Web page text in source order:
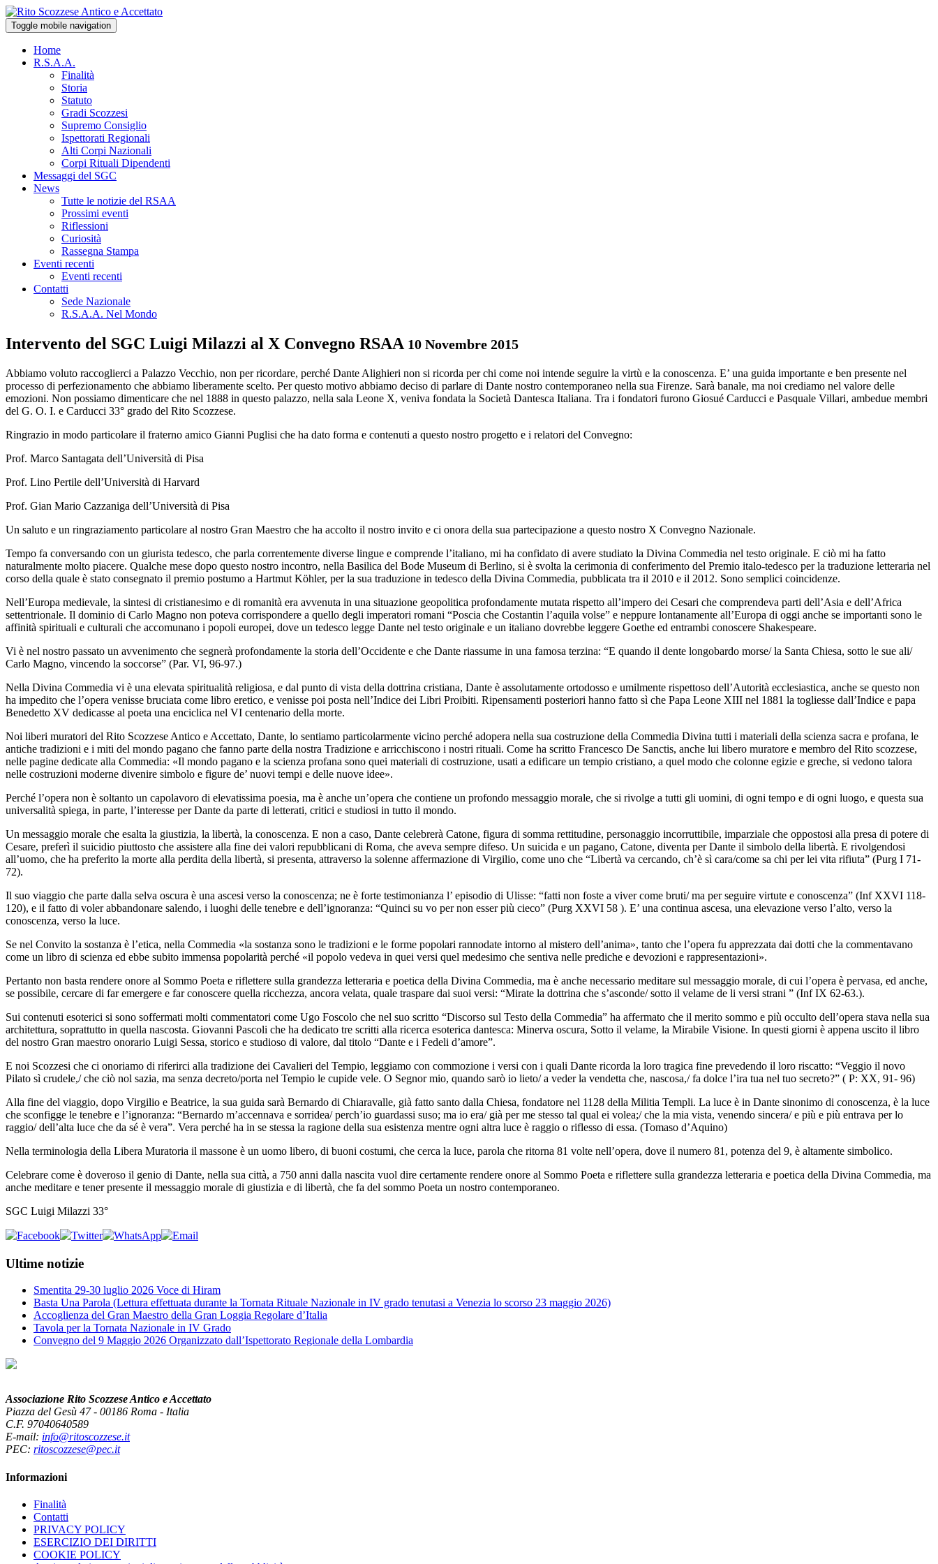
Toggle mobile navigation
Home
R.S.A.A.
Finalità
Storia
Statuto
Gradi Scozzesi
Supremo Consiglio
Ispettorati Regionali
Alti Corpi Nazionali
Corpi Rituali Dipendenti
Messaggi del SGC
News
Tutte le notizie del RSAA
Prossimi eventi
Riflessioni
Curiosità
Rassegna Stampa
Eventi recenti
Eventi recenti
Contatti
Sede Nazionale
R.S.A.A. Nel Mondo
Intervento del SGC Luigi Milazzi al X Convegno RSAA 10 Novembre 2015
Abbiamo voluto raccoglierci a Palazzo Vecchio, non per ricordare, perché Dante Alighieri non si ricorda per chi come noi intende seguire la virtù e la conoscenza. E’ una guida importante e ben presente nel
processo di perfezionamento che abbiamo liberamente scelto. Per questo motivo abbiamo deciso di parlare di Dante nostro contemporaneo nella sua Firenze. Sarà banale, ma noi crediamo nel valore delle
emozioni. Non possiamo dimenticare che nel 1888 in questo palazzo, nella sala Leone X, veniva fondata la Società Dantesca Italiana. Tra i fondatori furono Giosué Carducci e Pasquale Villari, ambedue membri
del G. O. I. e Carducci 33° grado del Rito Scozzese.
Ringrazio in modo particolare il fraterno amico Gianni Puglisi che ha dato forma e contenuti a questo nostro progetto e i relatori del Convegno:
Prof. Marco Santagata dell’Università di Pisa
Prof. Lino Pertile dell’Università di Harvard
Prof. Gian Mario Cazzaniga dell’Università di Pisa
Un saluto e un ringraziamento particolare al nostro Gran Maestro che ha accolto il nostro invito e ci onora della sua partecipazione a questo nostro X Convegno Nazionale.
Tempo fa conversando con un giurista tedesco, che parla correntemente diverse lingue e comprende l’italiano, mi ha confidato di avere studiato la Divina Commedia nel testo originale. E ciò mi ha fatto
naturalmente molto piacere. Qualche mese dopo questo nostro incontro, nella Basilica del Bode Museum di Berlino, si è svolta la cerimonia di conferimento del Premio italo-tedesco per la traduzione letteraria nel
corso della quale è stato consegnato il premio postumo a Hartmut Köhler, per la sua traduzione in tedesco della Divina Commedia, pubblicata tra il 2010 e il 2012. Sono semplici coincidenze.
Nell’Europa medievale, la sintesi di cristianesimo e di romanità era avvenuta in una situazione geopolitica profondamente mutata rispetto all’impero dei Cesari che comprendeva parti dell’Asia e dell’Africa
settentrionale. Il dominio di Carlo Magno non poteva corrispondere a quello degli imperatori romani “Poscia che Costantin l’aquila volse” e neppure lontanamente all’Europa di oggi anche se importanti sono le
affinità spirituali e culturali che accomunano i popoli europei, dove un tedesco legge Dante nel testo originale e un italiano dovrebbe leggere Goethe ed entrambi conoscere Shakespeare.
Vi è nel nostro passato un avvenimento che segnerà profondamente la storia dell’Occidente e che Dante riassume in una famosa terzina: “E quando il dente longobardo morse/ la Santa Chiesa, sotto le sue ali/
Carlo Magno, vincendo la soccorse” (Par. VI, 96-97.)
Nella Divina Commedia vi è una elevata spiritualità religiosa, e dal punto di vista della dottrina cristiana, Dante è assolutamente ortodosso e umilmente rispettoso dell’Autorità ecclesiastica, anche se questo non
ha impedito che l’opera venisse bruciata come libro eretico, e venisse poi posta nell’Indice dei Libri Proibiti. Ripensamenti posteriori hanno fatto sì che Papa Leone XIII nel 1881 la togliesse dall’Indice e papa
Benedetto XV dedicasse al poeta una enciclica nel VI centenario della morte.
Noi liberi muratori del Rito Scozzese Antico e Accettato, Dante, lo sentiamo particolarmente vicino perché adopera nella sua costruzione della Commedia Divina tutti i materiali della scienza sacra e profana, le
antiche tradizioni e i miti del mondo pagano che fanno parte della nostra Tradizione e arricchiscono i nostri rituali. Come ha scritto Francesco De Sanctis, anche lui libero muratore e membro del Rito scozzese,
nelle pagine dedicate alla Commedia: «Il mondo pagano e la scienza profana sono quei materiali di costruzione, usati a edificare un tempio cristiano, a quel modo che colonne egizie e greche, si vedono talora
nelle costruzioni moderne divenire simbolo e figure de’ nuovi tempi e delle nuove idee».
Perché l’opera non è soltanto un capolavoro di elevatissima poesia, ma è anche un’opera che contiene un profondo messaggio morale, che si rivolge a tutti gli uomini, di ogni tempo e di ogni luogo, e questa sua
universalità spiega, in parte, l’interesse per Dante da parte di letterati, critici e studiosi in tutto il mondo.
Un messaggio morale che esalta la giustizia, la libertà, la conoscenza. E non a caso, Dante celebrerà Catone, figura di somma rettitudine, personaggio incorruttibile, imparziale che oppostosi alla presa di potere di
Cesare, preferì il suicidio piuttosto che assistere alla fine dei valori repubblicani di Roma, che aveva sempre difeso. Un suicida e un pagano, Catone, diventa per Dante il simbolo della libertà. E rivolgendosi
all’uomo, che ha preferito la morte alla perdita della libertà, si presenta, attraverso la solenne affermazione di Virgilio, come uno che “Libertà va cercando, ch’è sì cara/come sa chi per lei vita rifiuta” (Purg I 71-
72).
Il suo viaggio che parte dalla selva oscura è una ascesi verso la conoscenza; ne è forte testimonianza l’ episodio di Ulisse: “fatti non foste a viver come bruti/ ma per seguire virtute e conoscenza” (Inf XXVI 118-
120), e il fatto di voler abbandonare salendo, i luoghi delle tenebre e dell’ignoranza: “Quinci su vo per non esser più cieco” (Purg XXVI 58 ). E’ una continua ascesa, una elevazione verso l’alto, verso la
conoscenza, verso la luce.
Se nel Convito la sostanza è l’etica, nella Commedia «la sostanza sono le tradizioni e le forme popolari rannodate intorno al mistero dell’anima», tanto che l’opera fu apprezzata dai dotti che la commentavano
come un libro di scienza ed ebbe subito immensa popolarità perché «il popolo vedeva in quei versi quel medesimo che sentiva nelle prediche e devozioni e rappresentazioni».
Pertanto non basta rendere onore al Sommo Poeta e riflettere sulla grandezza letteraria e poetica della Divina Commedia, ma è anche necessario meditare sul messaggio morale, di cui l’opera è pervasa, ed anche,
se possibile, cercare di far emergere e far conoscere quella ricchezza, ancora velata, quale traspare dai suoi versi: “Mirate la dottrina che s’asconde/ sotto il velame de li versi strani ” (Inf IX 62-63.).
Sui contenuti esoterici si sono soffermati molti commentatori come Ugo Foscolo che nel suo scritto “Discorso sul Testo della Commedia” ha affermato che il merito sommo e più occulto dell’opera stava nella sua
architettura, soprattutto in quella nascosta. Giovanni Pascoli che ha dedicato tre scritti alla ricerca esoterica dantesca: Minerva oscura, Sotto il velame, la Mirabile Visione. In questi giorni è appena uscito il libro
del nostro Gran maestro onorario Luigi Sessa, storico e studioso di valore, dal titolo “Dante e i Fedeli d’amore”.
E noi Scozzesi che ci onoriamo di riferirci alla tradizione dei Cavalieri del Tempio, leggiamo con commozione i versi con i quali Dante ricorda la loro tragica fine prevedendo il loro riscatto: “Veggio il novo
Pilato sì crudele,/ che ciò nol sazia, ma senza decreto/porta nel Tempio le cupide vele. O Segnor mio, quando sarò io lieto/ a veder la vendetta che, nascosa,/ fa dolce l’ira tua nel tuo secreto?” ( P: XX, 91- 96)
Alla fine del viaggio, dopo Virgilio e Beatrice, la sua guida sarà Bernardo di Chiaravalle, già fatto santo dalla Chiesa, fondatore nel 1128 della Militia Templi. La luce è in Dante sinonimo di conoscenza, è la luce
che sconfigge le tenebre e l’ignoranza: “Bernardo m’accennava e sorridea/ perch’io guardassi suso; ma io era/ già per me stesso tal qual ei volea;/ che la mia vista, venendo sincera/ e più e più entrava per lo
raggio/ dell’alta luce che da sé è vera”. Vera perché ha in se stessa la ragione della sua esistenza mentre ogni altra luce è raggio o riflesso di essa. (Tomaso d’Aquino)
Nella terminologia della Libera Muratoria il massone è un uomo libero, di buoni costumi, che cerca la luce, parola che ritorna 81 volte nell’opera, dove il numero 81, potenza del 9, è altamente simbolico.
Celebrare come è doveroso il genio di Dante, nella sua città, a 750 anni dalla nascita vuol dire certamente rendere onore al Sommo Poeta e riflettere sulla grandezza letteraria e poetica della Divina Commedia, ma
anche meditare e tener presente il messaggio morale di giustizia e di libertà, che fa del sommo Poeta un nostro contemporaneo.
SGC Luigi Milazzi 33°
Ultime notizie
Smentita 29-30 luglio 2026 Voce di Hiram
Basta Una Parola (Lettura effettuata durante la Tornata Rituale Nazionale in IV grado tenutasi a Venezia lo scorso 23 maggio 2026)
Accoglienza del Gran Maestro della Gran Loggia Regolare d’Italia
Tavola per la Tornata Nazionale in IV Grado
Convegno del 9 Maggio 2026 Organizzato dall’Ispettorato Regionale della Lombardia
Associazione Rito Scozzese Antico e Accettato
Piazza del Gesù 47 - 00186 Roma - Italia
C.F. 97040640589
E-mail: info@ritoscozzese.it
PEC: ritoscozzese@pec.it
Informazioni
Finalità
Contatti
PRIVACY POLICY
ESERCIZIO DEI DIRITTI
COOKIE POLICY